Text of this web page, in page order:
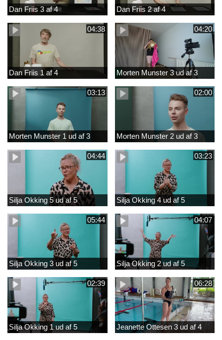
Dan Friis 3 af 4 Dan Friis 2 af 4
04:38
Dan Friis 1 af 4
04:20
Morten Munster 3 ud af 3
03:13
Morten Munster 1 ud af 3
02:00
Morten Munster 2 ud af 3
04:44
Silja Okking 5 ud af 5
03:23
Silja Okking 4 ud af 5
05:44
Silja Okking 3 ud af 5
04:07
Silja Okking 2 ud af 5
02:39
Silja Okking 1 ud af 5
06:28
Jeanette Ottesen 3 ud af 4